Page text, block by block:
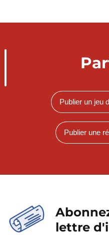
Publier un jeu
Publier une
lettre